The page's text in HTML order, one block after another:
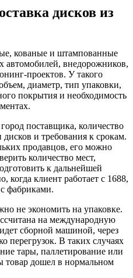
дисков из
кованые и штампованные
автомобилей, внедорожников,
проектов. У такого
диаметр, тип упаковки,
покрытия и необходимость
поставщика, количество
и требования к срокам.
продавцов, его можно
количество мест,
к дальнейшей
когда клиент работает с 1688,
фабриками.
не экономить на упаковке.
на международную
сборной машиной, через
перегрузок. В таких случаях
тары, паллетирование или
товар дошел в нормальном